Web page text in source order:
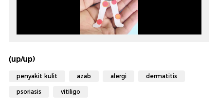
(up/up)
penyakit kulit azab alergi dermatitis
psoriasis vitiligo